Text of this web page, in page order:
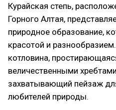
Курайская степь,
Горного Алтая,
природное образование,
красотой и
котловина,
величественными
захватывающий пейзаж
любителей природы.